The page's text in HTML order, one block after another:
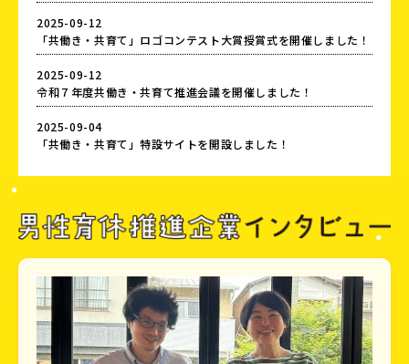
2025-09-12
「共働き・共育て」ロゴコンテスト大賞授賞式を開催しました！
2025-09-12
令和７年度共働き・共育て推進会議を開催しました！
2025-09-04
「共働き・共育て」特設サイトを開設しました！